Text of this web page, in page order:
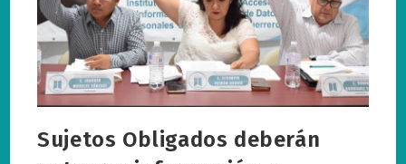
Sujetos Obligados deberán